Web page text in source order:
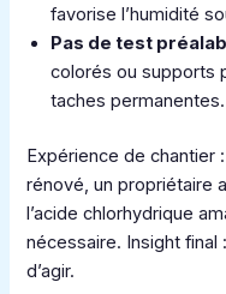
favorise l’humidité
Pas de test
colorés ou supports
taches permanentes.
Expérience de chantier
rénové, un propriétaire
l’acide chlorhydrique
nécessaire. Insight
d’agir.